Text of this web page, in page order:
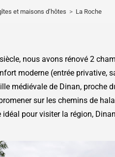
et maisons d’hôtes > La Roche
nous avons rénové 2
moderne (entrée privative,
médiévale de Dinan, proche
sur les chemins de
pour visiter la région,